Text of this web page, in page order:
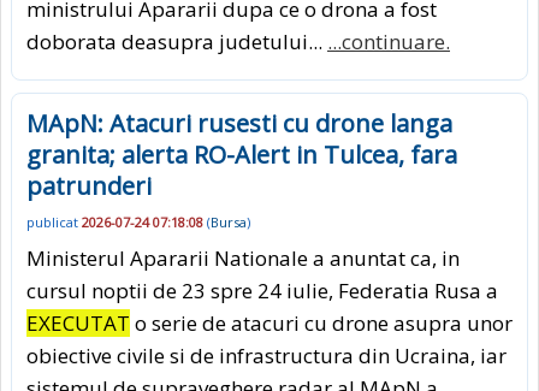
ministrului Apararii dupa ce o drona a fost
doborata deasupra judetului... ...continuare.
MApN: Atacuri rusesti cu drone langa
granita; alerta RO-Alert in Tulcea, fara
patrunderi
publicat 2026-07-24 07:18:08 (Bursa)
Ministerul Apararii Nationale a anuntat ca, in
cursul noptii de 23 spre 24 iulie, Federatia Rusa a
EXECUTAT o serie de atacuri cu drone asupra unor
obiective civile si de infrastructura din Ucraina, iar